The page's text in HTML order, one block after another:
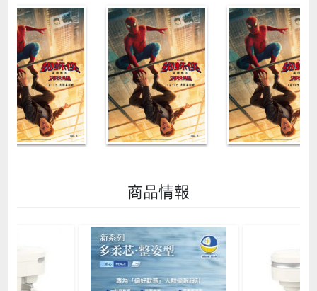
商品情報